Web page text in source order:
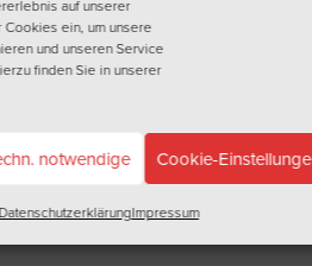
auf unserer
ein, um unsere
und unseren Service
finden Sie in unserer
notwendige Cookie-
DatenschutzerklärungImpressum